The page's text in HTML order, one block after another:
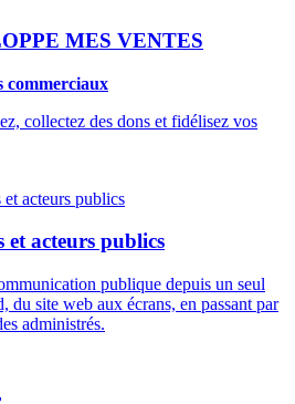
MES VENTES
commerciaux
collectez des dons et fidélisez vos
et acteurs publics
publique depuis un seul
du site web aux écrans, en passant par
administrés.